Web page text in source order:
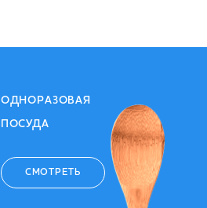
ОДНОРАЗОВАЯ
ПОСУДА
СМОТРЕТЬ